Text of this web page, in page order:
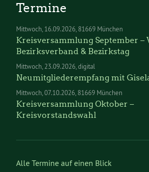
Termine
Mittwoch 16.09.2026 81669 München
Kreisversammlung September –
Bezirksverband & Bezirkstag
Mittwoch 23.09.2026 digital
Neumitgliederempfang mit
Mittwoch 07.10.2026 81669 München
Kreisversammlung Oktober –
Kreisvorstandswahl
Alle Termine auf einen Blick